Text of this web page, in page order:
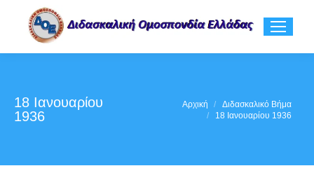
18 Ιανουαρίου
1936
Αρχική
Διδασκαλικό Βήμα
18 Ιανουαρίου 1936